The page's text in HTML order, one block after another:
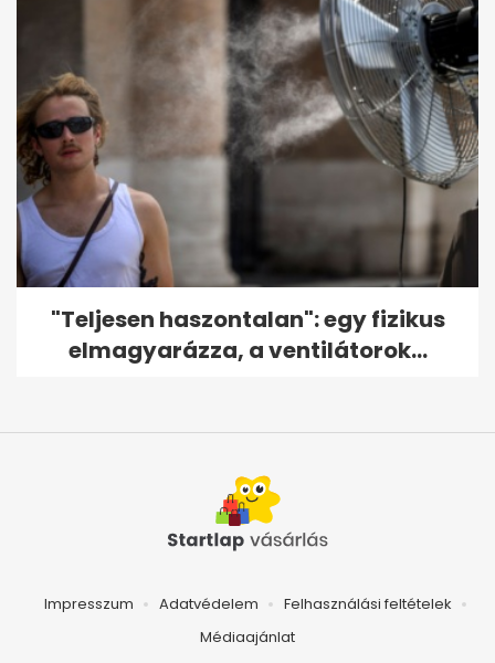
"Teljesen haszontalan": egy fizikus
elmagyarázza, a ventilátorok...
Impresszum Adatvédelem
Felhasználási feltételek
Médiaajánlat